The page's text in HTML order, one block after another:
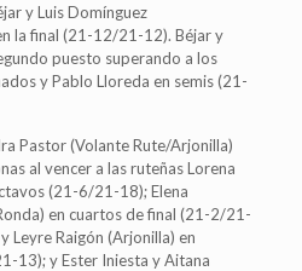
y Luis Domínguez
la final (21-12/21-12). Béjar y
puesto superando a los
y Pablo Lloreda en semis (21-
Pastor (Volante Rute/Arjonilla)
al vencer a las ruteñas Lorena
(21-6/21-18); Elena
en cuartos de final (21-2/21-
Leyre Raigón (Arjonilla) en
13); y Ester Iniesta y Aitana